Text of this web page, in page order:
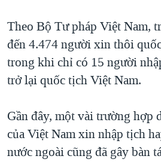
Theo Bộ Tư pháp Việt Nam,
đến 4.474 người xin thôi
trong khi chỉ có 15 người
trở lại quốc tịch Việt Nam.
Gần đây, một vài trường hợp
của Việt Nam xin nhập tịch
nước ngoài cũng đã gây bàn